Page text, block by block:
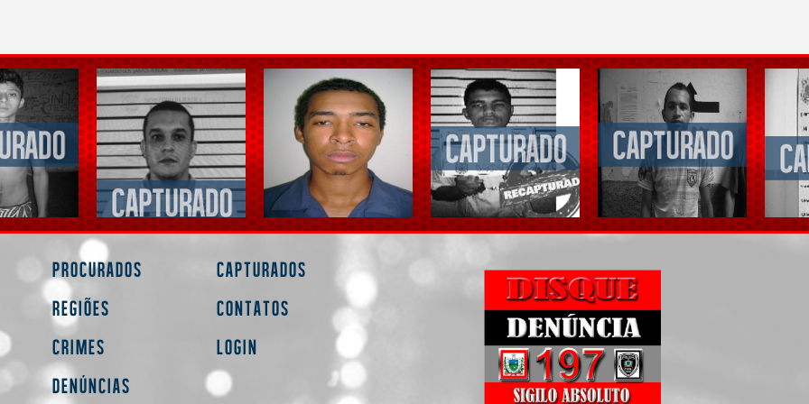
Procurados
Regiões
Crimes
Denúncias
Capturados
Contatos
Login